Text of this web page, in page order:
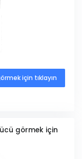
için tıklayın
görmek için